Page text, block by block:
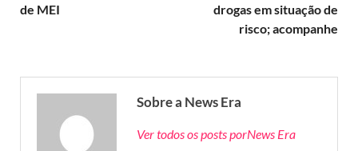
de MEI
drogas em situação de
risco; acompanhe
Sobre a News Era
Ver todos os posts porNews Era